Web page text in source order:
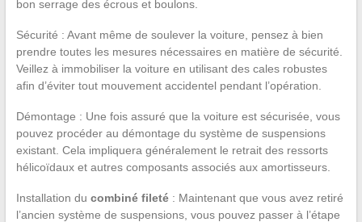
bon serrage des écrous et boulons.
Sécurité : Avant même de soulever la voiture, pensez à bien
prendre toutes les mesures nécessaires en matière de sécurité.
Veillez à immobiliser la voiture en utilisant des cales robustes
afin d’éviter tout mouvement accidentel pendant l’opération.
Démontage : Une fois assuré que la voiture est sécurisée, vous
pouvez procéder au démontage du système de suspensions
existant. Cela impliquera généralement le retrait des ressorts
hélicoïdaux et autres composants associés aux amortisseurs.
Installation du combiné fileté: Maintenant que vous avez retiré
l’ancien système de suspensions, vous pouvez passer à l’étape